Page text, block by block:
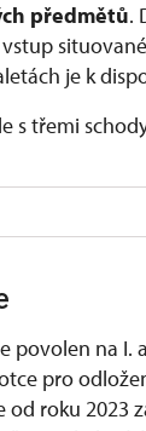
předmětů.
je k
s třemi
povolen na I.
pro
od roku 2023